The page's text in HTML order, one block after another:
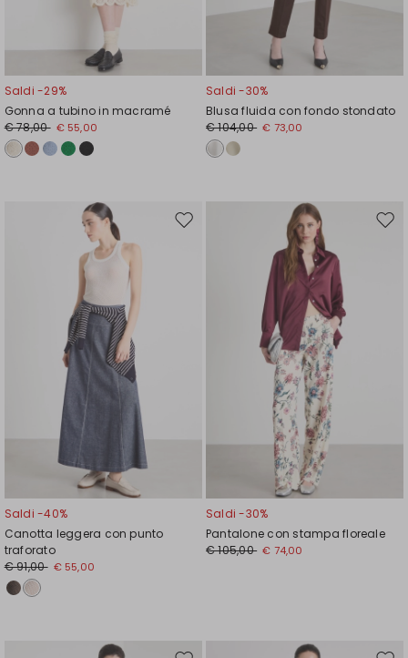
Saldi -29%
Gonna a tubino in macramé
€ 78,00 € 55,00
Saldi -30%
Blusa fluida con fondo stondato
€ 104,00 € 73,00
Sposta
Saldi -40%
Canotta leggera con punto
traforato
€ 91,00 € 55,00
Saldi -30%
Pantalone con stampa floreale
€ 105,00 € 74,00